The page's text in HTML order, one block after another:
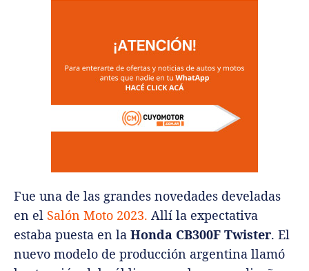
Fue una de las grandes novedades develadas
en el Salón Moto 2023. Allí la expectativa
estaba puesta en la Honda CB300F Twister. El
nuevo modelo de producción argentina llamó